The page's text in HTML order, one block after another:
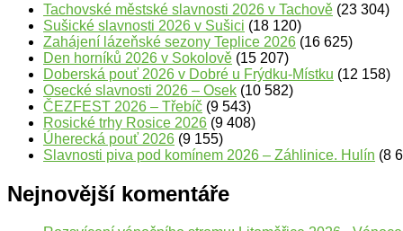
Tachovské městské slavnosti 2026 v Tachově (23 304)
Sušické slavnosti 2026 v Sušici (18 120)
Zahájení lázeňské sezony Teplice 2026 (16 625)
Den horníků 2026 v Sokolově (15 207)
Doberská pouť 2026 v Dobré u Frýdku-Místku (12 158)
Osecké slavnosti 2026 – Osek (10 582)
ČEZFEST 2026 – Třebíč (9 543)
Rosické trhy Rosice 2026 (9 408)
Úherecká pouť 2026 (9 155)
Slavnosti piva pod komínem 2026 – Záhlinice. Hulín (8
Nejnovější komentáře